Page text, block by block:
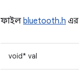
ফাইল bluetooth.h এর
void* val